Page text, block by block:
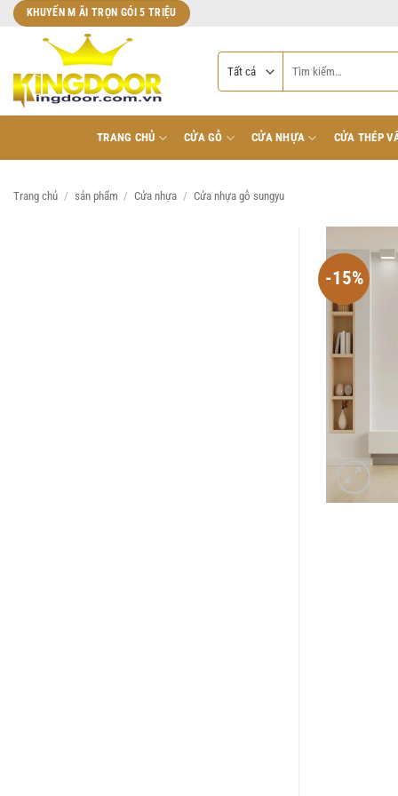
Bỏ
dung
KHUYẾN M ÃI TRỌN GÓI 5 TRIỆU
kiếm:
TRANG CHỦ CỬA GỖ CỬA NHỰA CỬA THÉP
Trang chủ / sản phẩm / Cửa nhựa / Cửa nhựa gỗ sungyu
-15%